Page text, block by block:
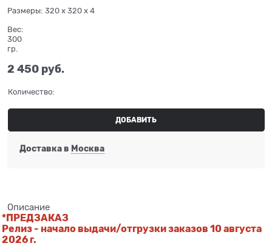
Размеры: 320 x 320 x 4
Вес:
300
гр.
2 450 руб.
Количество:
ДОБАВИТЬ
Доставка в Москва
Описание
*ПРЕДЗАКАЗ
Релиз - начало выдачи/отгрузки заказов 10 августа
2026 г.